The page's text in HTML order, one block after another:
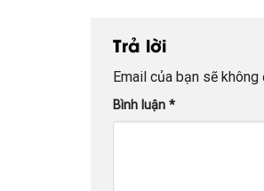
Trả lời
Email của bạn sẽ
Bình luận *